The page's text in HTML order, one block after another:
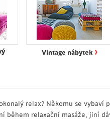
Vintage nábytek ›
relax? Někomu se vybaví
během relaxační masáže, jiní